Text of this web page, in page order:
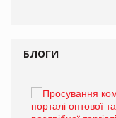
БЛОГИ